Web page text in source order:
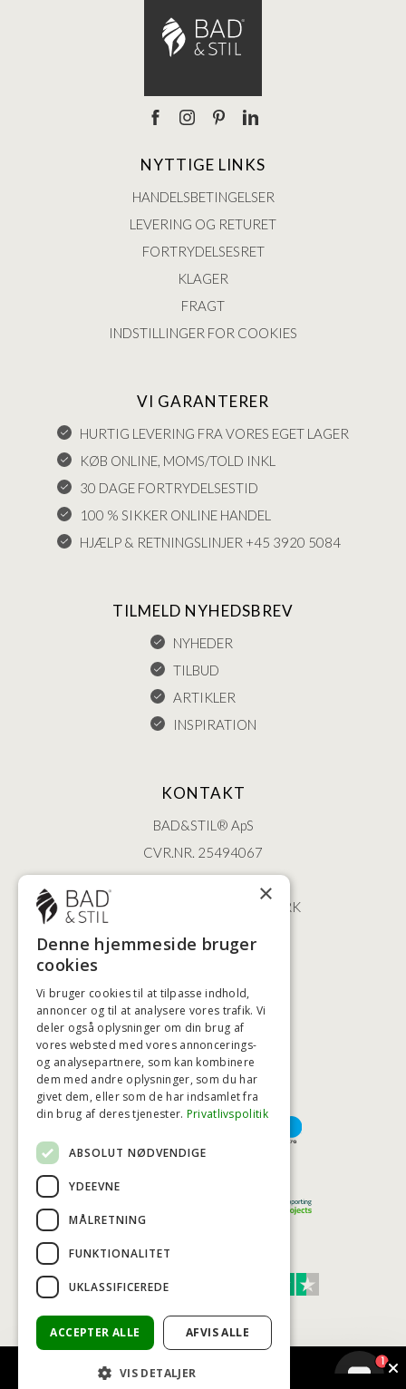
NYTTIGE LINKS
HANDELSBETINGELSER
LEVERING OG RETURET
FORTRYDELSESRET
KLAGER
FRAGT
INDSTILLINGER FOR COOKIES
VI GARANTERER
HURTIG LEVERING FRA VORES EGET LAGER
KØB ONLINE, MOMS/TOLD INKL
30 DAGE FORTRYDELSESTID
100 % SIKKER ONLINE HANDEL
HJÆLP & RETNINGSLINJER +45 3920 5084
TILMELD NYHEDSBREV
NYHEDER
TILBUD
ARTIKLER
INSPIRATION
KONTAKT
BAD&STIL® ApS
CVR.NR. 25494067
ØSTERBROGADE 202
2100 KØBENHAVN • DANMARK
+45 3920 5084
HØJESTE KREDITVÆRDIGHED
BETALINGSMULIGHEDER
TRUST SCORE 4,7
© COPYRIGHT - BAD&STIL® ApS 2026
×
Denne hjemmeside bruger
cookies
Vi bruger cookies til at tilpasse indhold,
annoncer og til at analysere vores trafik. Vi
deler også oplysninger om din brug af
vores websted med vores annoncerings-
og analysepartnere, som kan kombinere
dem med andre oplysninger, som du har
givet dem, eller som de har indsamlet fra
din brug af deres tjenester. Privatlivspolitik
ABSOLUT NØDVENDIGE
YDEEVNE
MÅLRETNING
FUNKTIONALITET
UKLASSIFICEREDE
ACCEPTER ALLE AFVIS ALLE
VIS DETALJER
1